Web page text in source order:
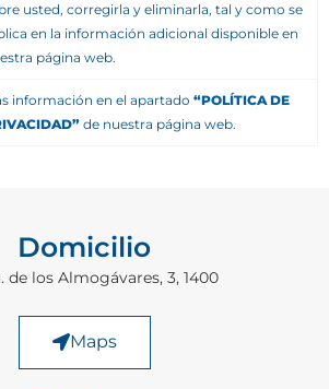
usted, corregirla y eliminarla, tal y como se
en la información adicional disponible en
página web.
información en el apartado “POLÍTICA DE
de nuestra página web.
Domicilio
de los Almogávares, 3, 1400
Maps